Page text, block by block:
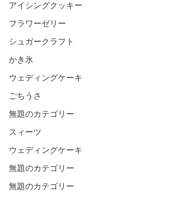
アイシングクッキー
フラワーゼリー
シュガークラフト
かき氷
ウェディングケーキ
ごちうさ
無題のカテゴリー
スィーツ
ウェディングケーキ
無題のカテゴリー
無題のカテゴリー